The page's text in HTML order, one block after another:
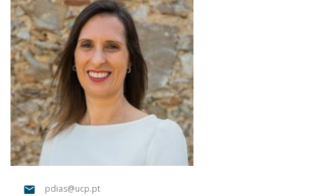
pdias@ucp.pt